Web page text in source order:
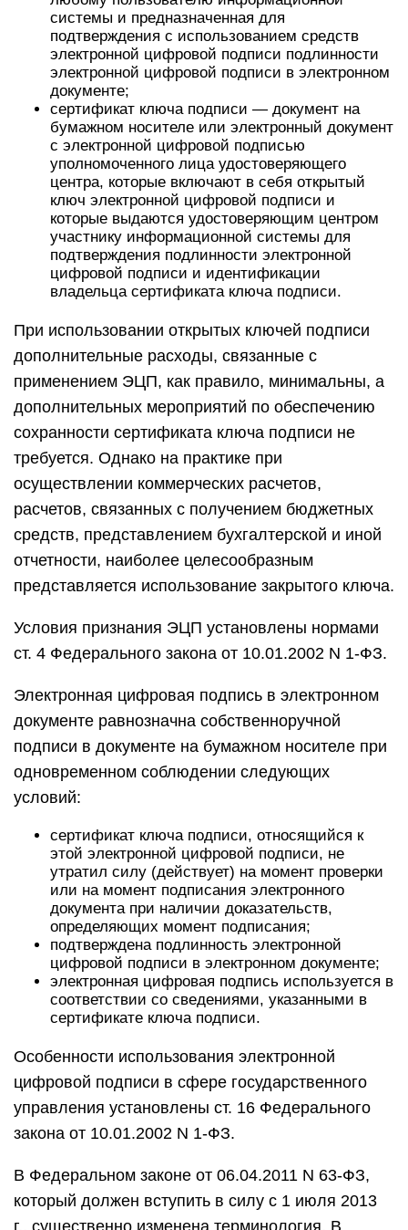
системы и предназначенная для
подтверждения с использованием средств
электронной цифровой подписи подлинности
электронной цифровой подписи в электронном
документе;
сертификат ключа подписи — документ на
бумажном носителе или электронный документ
с электронной цифровой подписью
уполномоченного лица удостоверяющего
центра, которые включают в себя открытый
ключ электронной цифровой подписи и
которые выдаются удостоверяющим центром
участнику информационной системы для
подтверждения подлинности электронной
цифровой подписи и идентификации
владельца сертификата ключа подписи.
При использовании открытых ключей подписи
дополнительные расходы, связанные с
применением ЭЦП, как правило, минимальны, а
дополнительных мероприятий по обеспечению
сохранности сертификата ключа подписи не
требуется. Однако на практике при
осуществлении коммерческих расчетов,
расчетов, связанных с получением бюджетных
средств, представлением бухгалтерской и иной
отчетности, наиболее целесообразным
представляется использование закрытого ключа.
Условия признания ЭЦП установлены нормами
ст. 4 Федерального закона от 10.01.2002 N 1-ФЗ.
Электронная цифровая подпись в электронном
документе равнозначна собственноручной
подписи в документе на бумажном носителе при
одновременном соблюдении следующих
условий:
сертификат ключа подписи, относящийся к
этой электронной цифровой подписи, не
утратил силу (действует) на момент проверки
или на момент подписания электронного
документа при наличии доказательств,
определяющих момент подписания;
подтверждена подлинность электронной
цифровой подписи в электронном документе;
электронная цифровая подпись используется в
соответствии со сведениями, указанными в
сертификате ключа подписи.
Особенности использования электронной
цифровой подписи в сфере государственного
управления установлены ст. 16 Федерального
закона от 10.01.2002 N 1-ФЗ.
В Федеральном законе от 06.04.2011 N 63-ФЗ,
который должен вступить в силу с 1 июля 2013
г., существенно изменена терминология. В